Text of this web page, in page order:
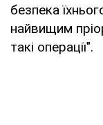
безпека
найвищим
такі операції".